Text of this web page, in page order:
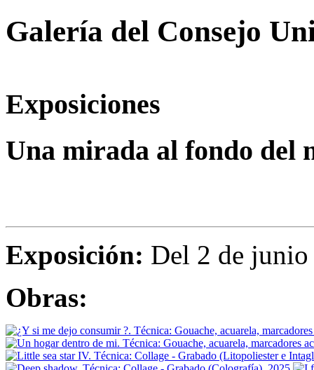
Galería del Consejo
Exposiciones
Una mirada al fondo del
Exposición: Del 2 de
Obras: